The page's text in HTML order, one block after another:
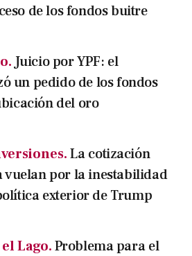
de los fondos buitre
Juicio por YPF: el
un pedido de los fondos
del oro
La cotización
vuelan por la inestabilidad
exterior de Trump
Lago.Problema para el